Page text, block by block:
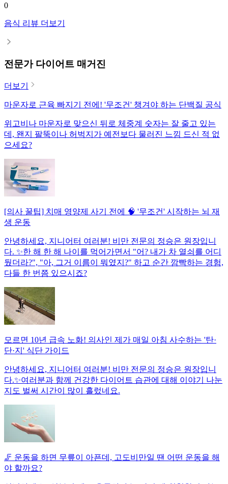
0
음식 리뷰 더보기
전문가 다이어트 매거진
더보기
마운자로 근육 빠지기 전에! '무조건' 챙겨야 하는 단백질 공식
위고비나 마운자로 맞으신 뒤로 체중계 숫자는 잘 줄고 있는
데, 왠지 팔뚝이나 허벅지가 예전보다 물러진 느낌 드신 적 없
으세요?
[의사 꿀팁] 치매 영양제 사기 전에 🧠 '무조건' 시작하는 뇌 재
생 운동
안녕하세요, 지니어터 여러분! 비만 전문의 정승은 원장입니
다. ✨한 해 한 해 나이를 먹어가면서 "어? 내가 차 열쇠를 어디
뒀더라?", "아, 그거 이름이 뭐였지?" 하고 순간 깜빡하는 경험,
다들 한 번쯤 있으시죠?
모르면 10년 급속 노화! 의사인 제가 매일 아침 사수하는 '탄·
단·지' 식단 가이드
안녕하세요, 지니어터 여러분! 비만 전문의 정승은 원장입니
다.✨여러분과 함께 건강한 다이어트 습관에 대해 이야기 나눈
지도 벌써 시간이 많이 흘렀네요.
🦵 운동을 하면 무릎이 아픈데, 고도비만일 땐 어떤 운동을 해
야 할까요?